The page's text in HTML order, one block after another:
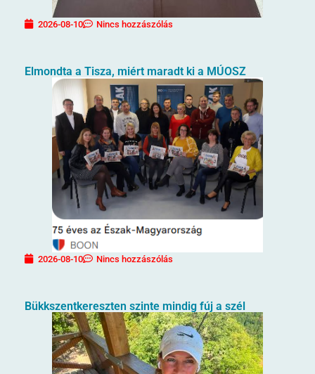
2026-08-10 Nincs hozzászólás
Elmondta a Tisza, miért maradt ki a MÚOSZ
2026-08-10 Nincs hozzászólás
Bükkszentkereszten szinte mindig fúj a szél